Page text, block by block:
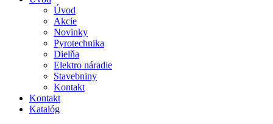
Úvod
Akcie
Novinky
Pyrotechnika
Dielňa
Elektro náradie
Stavebniny
Kontakt
Kontakt
Katalóg